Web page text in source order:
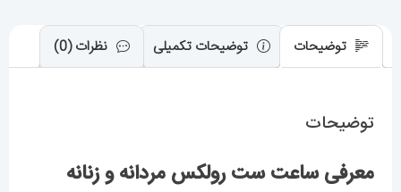
Sub
marinerتوضیحات توضیحات تکمیلی نظرات (0)
توضیحات
معرفی ساعت ست رولکس مردانه و زنانه